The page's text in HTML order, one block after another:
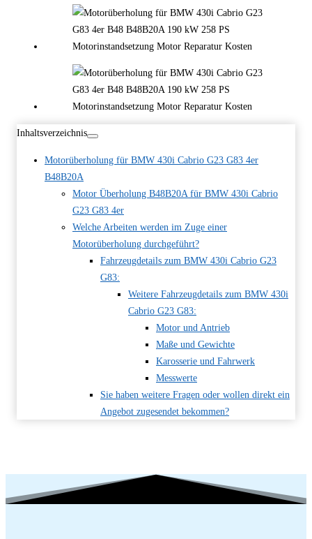
Inhaltsverzeichnis
Motorüberholung für BMW 430i Cabrio G23 G83 4er
B48B20A
Motor Überholung B48B20A für BMW 430i Cabrio
G23 G83 4er
Welche Arbeiten werden im Zuge einer
Motorüberholung durchgeführt?
Fahrzeugdetails zum BMW 430i Cabrio G23
G83:
Weitere Fahrzeugdetails zum BMW 430i
Cabrio G23 G83:
Motor und Antrieb
Maße und Gewichte
Karosserie und Fahrwerk
Messwerte
Sie haben weitere Fragen oder wollen direkt ein
Angebot zugesendet bekommen?